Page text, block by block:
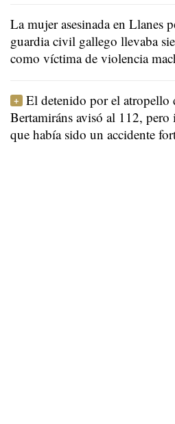
La mujer asesinada en Llanes
guardia civil gallego llevaba
como víctima de violencia
El detenido por el atropello
Bertamiráns avisó al 112,
que había sido un accidente